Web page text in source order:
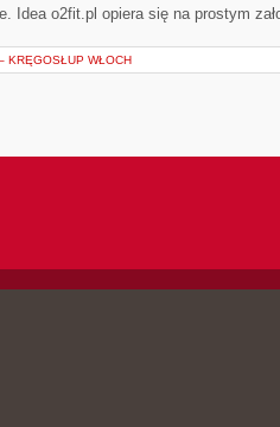
Idea o2fit.pl opiera się na prostym
KRĘGOSŁUP WŁOCH